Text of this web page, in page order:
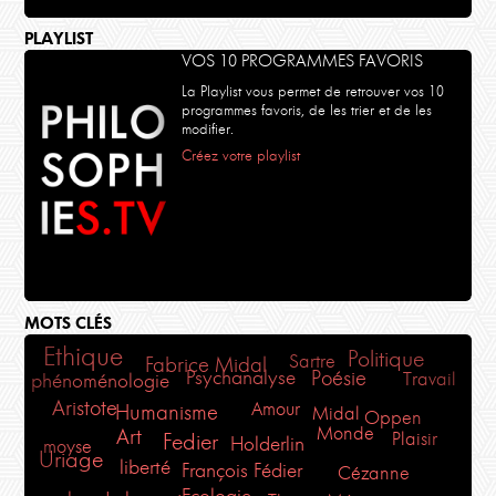
PLAYLIST
VOS 10 PROGRAMMES FAVORIS
La Playlist vous permet de retrouver vos 10
programmes favoris, de les trier et de les
modifier.
Créez votre playlist
MOTS CLÉS
Ethique Fabrice Midal Sartre Politique
phénoménologie Psychanalyse Poésie Travail
AristoteHumanisme Amour MidalOppen
moyse
Art Fedier Holderlin Monde Plaisir
Uriage liberté François Fédier
Cézanne